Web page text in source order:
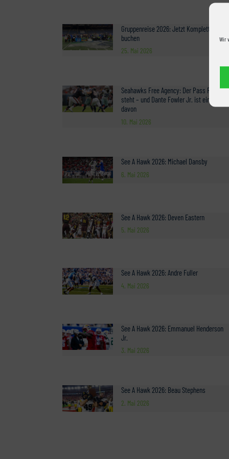
Wir
Gruppenreise 2026: Jetzt Komplettpaket
buchen
25. Mai 2026
Seahawks Free Agency: Der Pass Rush
steht – und Dante Fowler Jr. ist ein Teil
davon
10. Mai 2026
See A Hawk 2026: Michael Dansby
6. Mai 2026
See A Hawk 2026: Deven Eastern
5. Mai 2026
See A Hawk 2026: Andre Fuller
4. Mai 2026
See A Hawk 2026: Emmanuel Henderson
Jr.
3. Mai 2026
See A Hawk 2026: Beau Stephens
2. Mai 2026